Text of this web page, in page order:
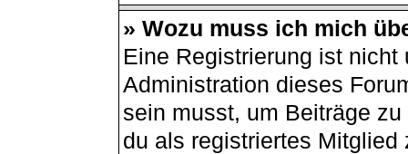
» Wozu muss ich mich
Eine Registrierung ist
Administration dieses
sein musst, um Beiträge
du als registriertes